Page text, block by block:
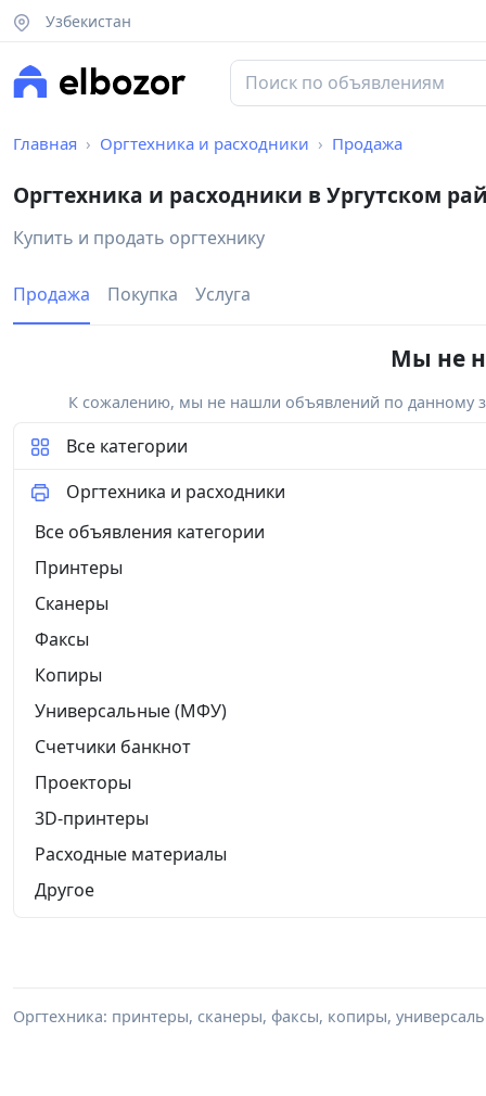
Узбекистан
Главная Оргтехника и расходники Продажа
Оргтехника и расходники в Ургутском
Купить и продать оргтехнику
Продажа Покупка Услуга
Мы не
К сожалению, мы не нашли объявлений по данному
Все категории
Оргтехника и расходники
Все объявления категории
Принтеры
Сканеры
Факсы
Копиры
Универсальные (МФУ)
Счетчики банкнот
Проекторы
3D-принтеры
Расходные материалы
Другое
Оргтехника: принтеры, сканеры, факсы, копиры,